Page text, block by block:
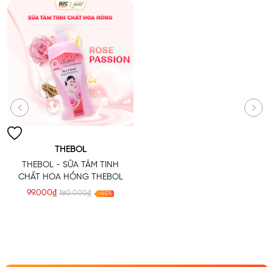
THÀNH PHẦN CHÍNH SỮA TẮM TINH CHẤT HOA HỒNG
Tinh chất hoa hồng (Rosa Centifolia Flower Extract): Cung cấp độ ẩm,
THEBOL
THEBOL - SỮA TẮM TINH
CHẤT HOA HỒNG THEBOL
99.000₫ 180.000₫ -45%